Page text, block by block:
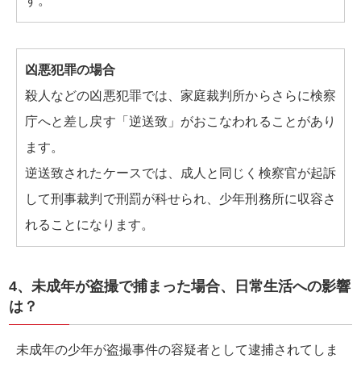
凶悪犯罪の場合
殺人などの凶悪犯罪では、家庭裁判所からさらに検察
庁へと差し戻す「逆送致」がおこなわれることがあり
ます。
逆送致されたケースでは、成人と同じく検察官が起訴
して刑事裁判で刑罰が科せられ、少年刑務所に収容さ
れることになります。
4、未成年が盗撮で捕まった場合、日常生活への影響
は？
未成年の少年が盗撮事件の容疑者として逮捕されてしま